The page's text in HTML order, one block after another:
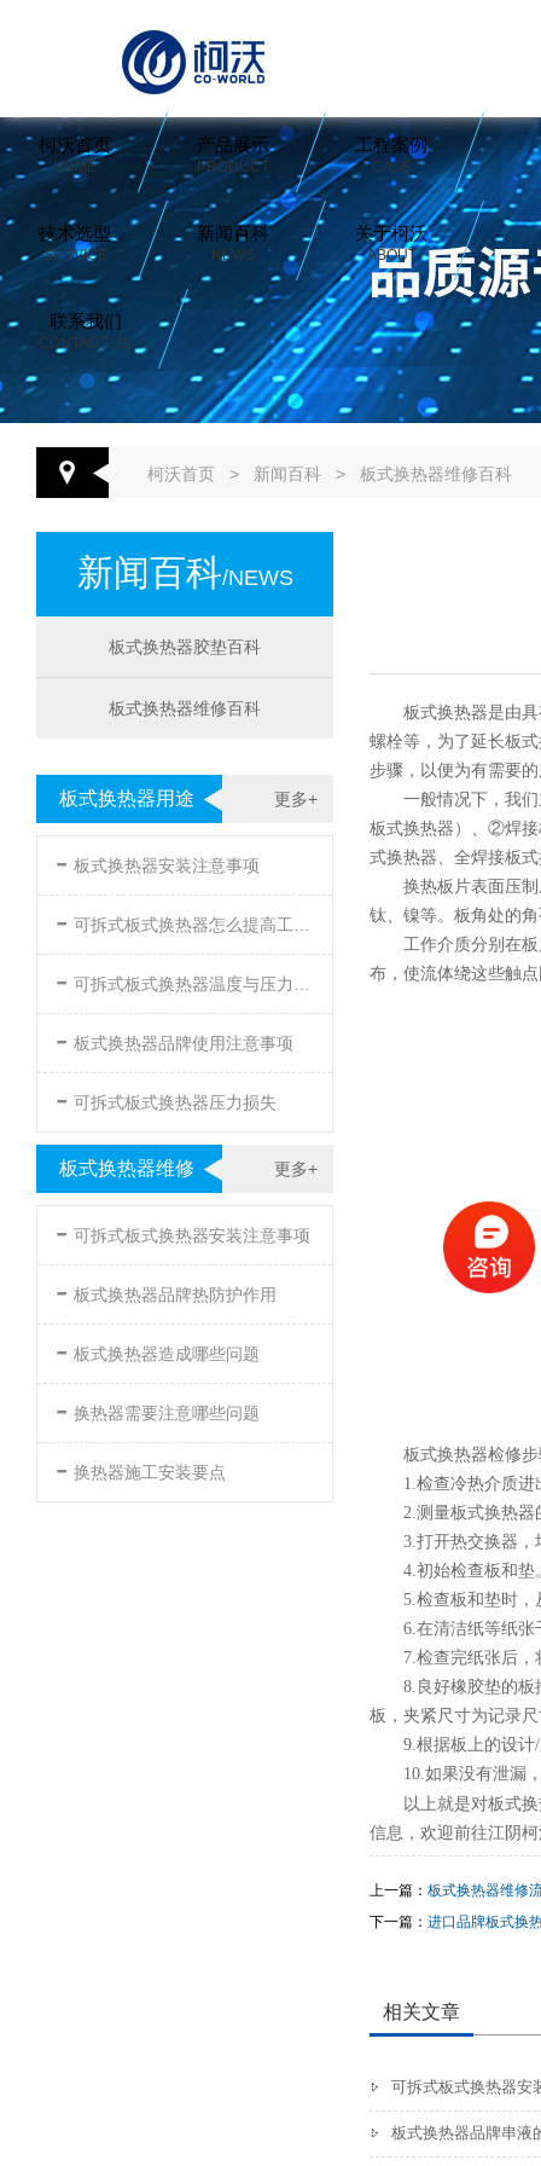
柯沃首页
HOME
产品展示
PRODUCT
工程案例
CASE
技术选型
SERVICE
新闻百科
NEWS
关于柯沃
ABOUT
联系我们
CONTACT US
柯沃首页 > 新闻百科 > 板式换热器维修百科
新闻百科/NEWS
板式换热器胶垫百科
板式换热器维修百科
更多+
板式换热器用途
- 板式换热器安装注意事项
- 可拆式板式换热器怎么提高工作效率
- 可拆式板式换热器温度与压力的要求
- 板式换热器品牌使用注意事项
- 可拆式板式换热器压力损失
更多+
板式换热器维修
- 可拆式板式换热器安装注意事项
- 板式换热器品牌热防护作用
- 板式换热器造成哪些问题
- 换热器需要注意哪些问题
- 换热器施工安装要点
板式换热器是由
螺栓等，为了延长板
步骤，以便为有需要
一般情况下，我
板式换热器）、②焊
式换热器、全焊接板
换热板片表面压
钛、镍等。板角处的
工作介质分别在
布，使流体绕这些触
板式换热器检修
1.检查冷热介质
2.测量板式换热
3.打开热交换器
4.初始检查板和
5.检查板和垫时，
6.在清洁纸等纸
7.检查完纸张后
8.良好橡胶垫的
板，夹紧尺寸为记录
9.根据板上的设计
10.如果没有泄漏
以上就是对板式
信息，欢迎前往江阴
上一篇： 板式换热器维修
下一篇： 进口品牌板式换
相关文章
可拆式板式换热器安
板式换热器品牌串液